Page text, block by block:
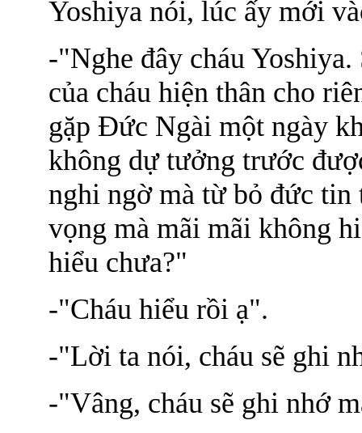
Yoshiya nói, lúc ấy mới
-"Nghe đây cháu
của cháu hiện thân cho
gặp Đức Ngài một ngày
không dự tưởng trước
nghi ngờ mà từ bỏ đức
vọng mà mãi mãi không
hiểu chưa?"
-"Cháu hiểu rồi ạ".
-"Lời ta nói, cháu sẽ ghi
-"Vâng, cháu sẽ ghi nhớ